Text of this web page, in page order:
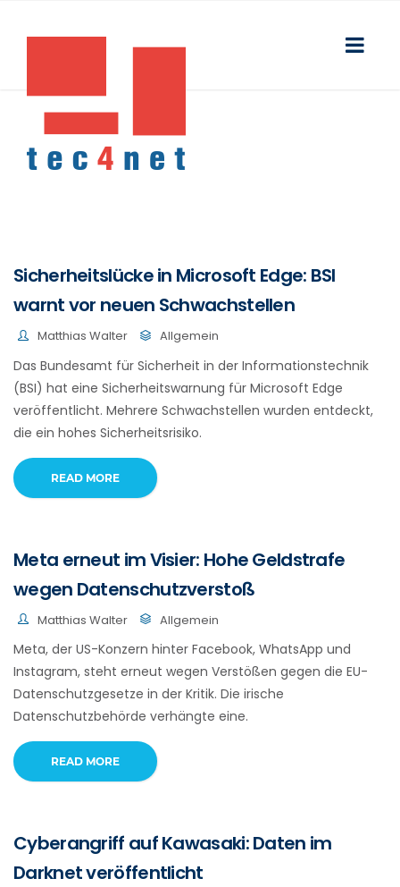
Sicherheitslücke in Microsoft Edge: BSI
warnt vor neuen Schwachstellen
Matthias Walter Allgemein
Das Bundesamt für Sicherheit in der Informationstechnik
(BSI) hat eine Sicherheitswarnung für Microsoft Edge
veröffentlicht. Mehrere Schwachstellen wurden entdeckt,
die ein hohes Sicherheitsrisiko.
READ MORE
Meta erneut im Visier: Hohe Geldstrafe
wegen Datenschutzverstoß
Matthias Walter Allgemein
Meta, der US-Konzern hinter Facebook, WhatsApp und
Instagram, steht erneut wegen Verstößen gegen die EU-
Datenschutzgesetze in der Kritik. Die irische
Datenschutzbehörde verhängte eine.
READ MORE
Cyberangriff auf Kawasaki: Daten im
Darknet veröffentlicht